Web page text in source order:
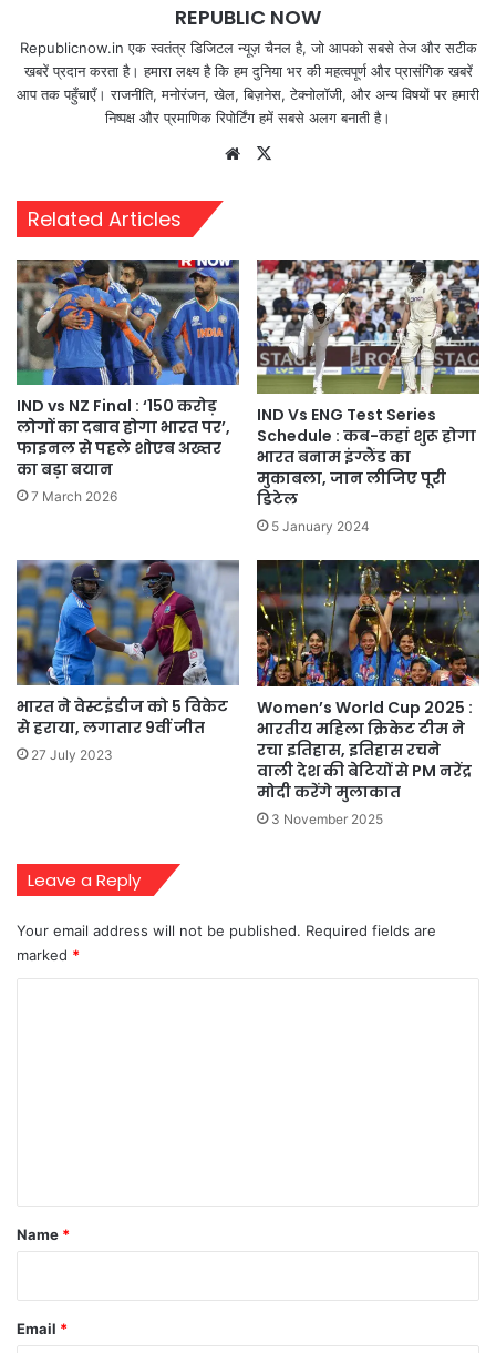
REPUBLIC NOW
Republicnow.in एक स्वतंत्र डिजिटल न्यूज़ चैनल है, जो आपको सबसे तेज और सटीक
खबरें प्रदान करता है। हमारा लक्ष्य है कि हम दुनिया भर की महत्वपूर्ण और प्रासंगिक खबरें
आप तक पहुँचाएँ। राजनीति, मनोरंजन, खेल, बिज़नेस, टेक्नोलॉजी, और अन्य विषयों पर हमारी
निष्पक्ष और प्रमाणिक रिपोर्टिंग हमें सबसे अलग बनाती है।
Website
Related Articles
IND vs NZ Final : ‘150 करोड़
लोगों का दबाव होगा भारत पर’,
फाइनल से पहले शोएब अख्तर
का बड़ा बयान
7 March 2026
IND Vs ENG Test Series
Schedule : कब-कहां शुरू होगा
भारत बनाम इंग्लैंड का
मुकाबला, जान लीजिए पूरी
डिटेल
5 January 2024
भारत ने वेस्टइंडीज को 5 विकेट
से हराया, लगातार 9वीं जीत
27 July 2023
Women’s World Cup 2025 :
भारतीय महिला क्रिकेट टीम ने
रचा इतिहास, इतिहास रचने
वाली देश की बेटियों से PM नरेंद्र
मोदी करेंगे मुलाकात
3 November 2025
Leave a Reply
Your email address will not be published. Required fields are
marked *
*
Name *
Email *